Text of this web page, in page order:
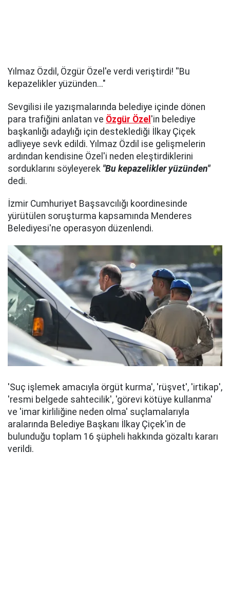
Yılmaz Özdil, Özgür Özel'e verdi veriştirdi! ''Bu
kepazelikler yüzünden..."
Sevgilisi ile yazışmalarında belediye içinde dönen
para trafiğini anlatan ve Özgür Özel 'in belediye
başkanlığı adaylığı için desteklediği İlkay Çiçek
adliyeye sevk edildi. Yılmaz Özdil ise gelişmelerin
ardından kendisine Özel'i neden eleştirdiklerini
sorduklarını söyleyerek "Bu kepazelikler yüzünden"
dedi.
İzmir Cumhuriyet Başsavcılığı koordinesinde
yürütülen soruşturma kapsamında Menderes
Belediyesi'ne operasyon düzenlendi.
'Suç işlemek amacıyla örgüt kurma', 'rüşvet', 'irtikap',
'resmi belgede sahtecilik', 'görevi kötüye kullanma'
ve 'imar kirliliğine neden olma' suçlamalarıyla
aralarında Belediye Başkanı İlkay Çiçek'in de
bulunduğu toplam 16 şüpheli hakkında gözaltı kararı
verildi.